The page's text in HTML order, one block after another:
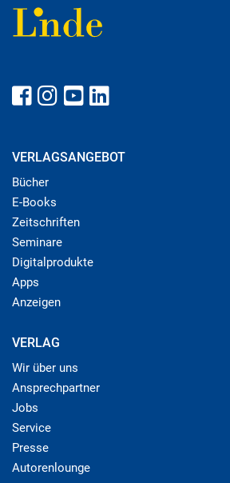
VERLAGSANGEBOT
Bücher
E-Books
Zeitschriften
Seminare
Digitalprodukte
Apps
Anzeigen
VERLAG
Wir über uns
Ansprechpartner
Jobs
Service
Presse
Autorenlounge